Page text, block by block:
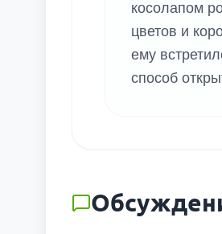
косолапом
цветов и
ему
способ